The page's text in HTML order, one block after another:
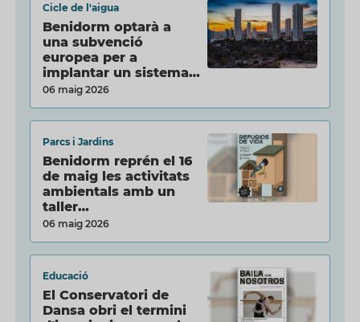
Cicle de l'aigua
Benidorm optarà a
una subvenció
europea per a
implantar un sistema
int…
06 maig 2026
Parcs i Jardins
Benidorm reprén el 16
de maig les activitats
ambientals amb un
taller…
06 maig 2026
Educació
El Conservatori de
Dansa obri el termini